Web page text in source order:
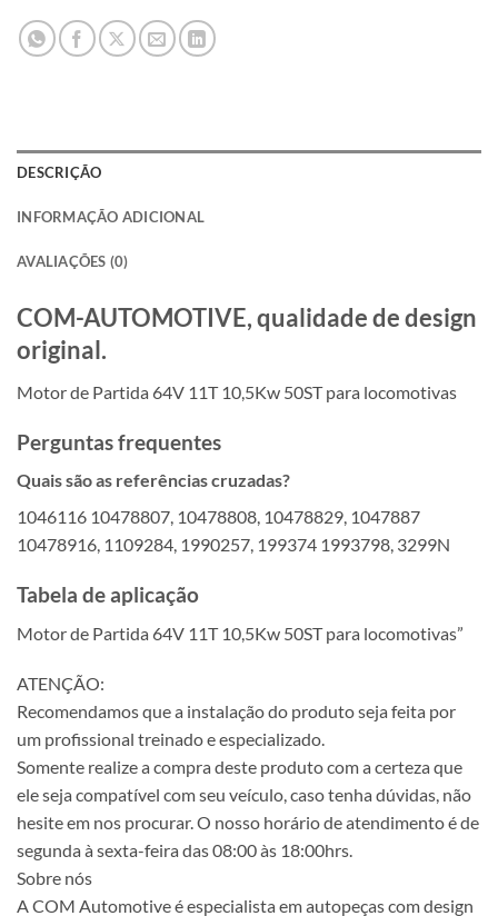
DESCRIÇÃO
INFORMAÇÃO ADICIONAL
AVALIAÇÕES (0)
COM-AUTOMOTIVE, qualidade de design
original.
Motor de Partida 64V 11T 10,5Kw 50ST para locomotivas
Perguntas frequentes
Quais são as referências cruzadas?
1046116 10478807, 10478808, 10478829, 1047887
10478916, 1109284, 1990257, 199374 1993798, 3299N
Tabela de aplicação
Motor de Partida 64V 11T 10,5Kw 50ST para locomotivas”
ATENÇÃO:
Recomendamos que a instalação do produto seja feita por
um profissional treinado e especializado.
Somente realize a compra deste produto com a certeza que
ele seja compatível com seu veículo, caso tenha dúvidas, não
hesite em nos procurar. O nosso horário de atendimento é de
segunda à sexta-feira das 08:00 às 18:00hrs.
Sobre nós
A COM Automotive é especialista em autopeças com design